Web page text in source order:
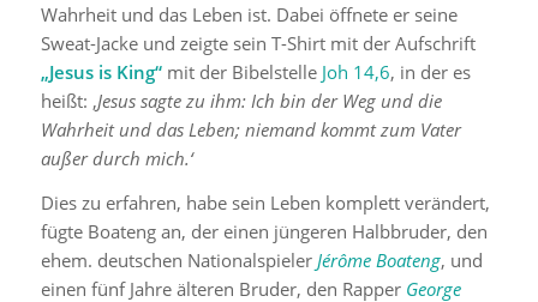
Wahrheit und das Leben ist. Dabei öffnete er seine
Sweat-Jacke und zeigte sein T-Shirt mit der Aufschrift
„Jesus is King“mit der Bibelstelle Joh 14,6, in der es
heißt: ‚Jesus sagte zu ihm: Ich bin der Weg und die
Wahrheit und das Leben; niemand kommt zum Vater
außer durch mich.‘
Dies zu erfahren, habe sein Leben komplett verändert,
fügte Boateng an, der einen jüngeren Halbbruder, den
ehem. deutschen Nationalspieler Jérôme Boateng, und
einen fünf Jahre älteren Bruder, den RapperGeorge